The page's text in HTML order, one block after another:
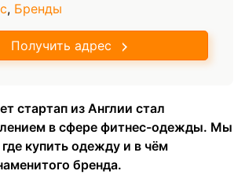
, Бренды
Получить адрес
стартап из Англии стал
в сфере фитнес-одежды. Мы
купить одежду и в чём
бренда.